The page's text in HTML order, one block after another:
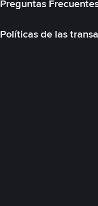
Preguntas
Políticas de las